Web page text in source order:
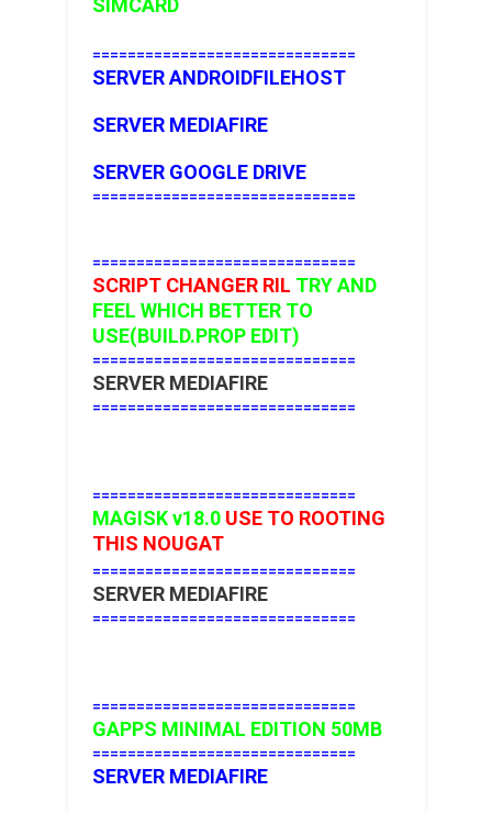
SIMCARD
==============================
SERVER ANDROIDFILEHOST
SERVER MEDIAFIRE
SERVER GOOGLE DRIVE
==============================
==============================
SCRIPT CHANGER RIL TRY AND
FEEL WHICH BETTER TO
USE(BUILD.PROP EDIT)
==============================
SERVER MEDIAFIRE
==============================
==============================
MAGISK v18.0 USE TO ROOTING
THIS NOUGAT
==============================
SERVER MEDIAFIRE
==============================
==============================
GAPPS MINIMAL EDITION 50MB
==============================
SERVER MEDIAFIRE